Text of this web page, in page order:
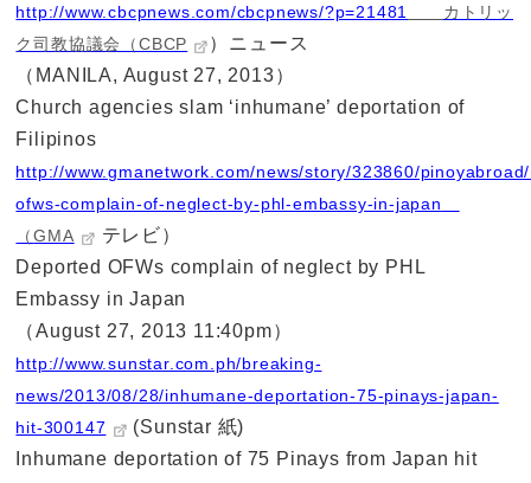
http://www.cbcpnews.com/cbcpnews/?p=21481
カトリッ
ク司教協議会（CBCP
）ニュース
（MANILA, August 27, 2013）
Church agencies slam ‘inhumane’ deportation of
Filipinos
http://www.gmanetwork.com/news/story/323860/
ofws-complain-of-neglect-by-phl-embassy-in-japan
（GMA
テレビ）
Deported OFWs complain of neglect by PHL
Embassy in Japan
（August 27, 2013 11:40pm）
http://www.sunstar.com.ph/breaking-
news/2013/08/28/inhumane-deportation-75-pinays-japan-
hit-300147
(Sunstar 紙)
Inhumane deportation of 75 Pinays from Japan hit